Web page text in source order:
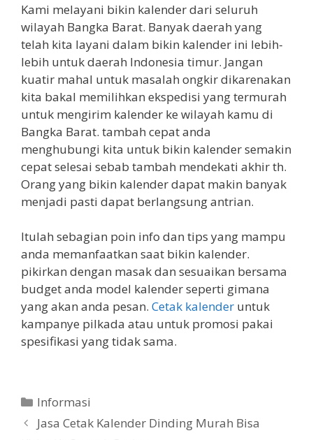
Kami melayani bikin kalender dari seluruh
wilayah Bangka Barat. Banyak daerah yang
telah kita layani dalam bikin kalender ini lebih-
lebih untuk daerah Indonesia timur. Jangan
kuatir mahal untuk masalah ongkir dikarenakan
kita bakal memilihkan ekspedisi yang termurah
untuk mengirim kalender ke wilayah kamu di
Bangka Barat. tambah cepat anda
menghubungi kita untuk bikin kalender semakin
cepat selesai sebab tambah mendekati akhir th.
Orang yang bikin kalender dapat makin banyak
menjadi pasti dapat berlangsung antrian.
Itulah sebagian poin info dan tips yang mampu
anda memanfaatkan saat bikin kalender.
pikirkan dengan masak dan sesuaikan bersama
budget anda model kalender seperti gimana
yang akan anda pesan. Cetak kalender untuk
kampanye pilkada atau untuk promosi pakai
spesifikasi yang tidak sama.
Categories
Informasi
Jasa Cetak Kalender Dinding Murah Bisa